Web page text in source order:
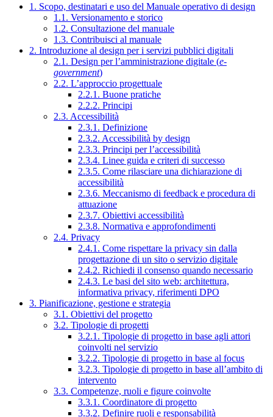
1. Scopo, destinatari e uso del Manuale operativo di design
1.1. Versionamento e storico
1.2. Consultazione del manuale
1.3. Contribuisci al manuale
2. Introduzione al design per i servizi pubblici digitali
2.1. Design per l’amministrazione digitale (e-
government)
2.2. L’approccio progettuale
2.2.1. Buone pratiche
2.2.2. Principi
2.3. Accessibilità
2.3.1. Definizione
2.3.2. Accessibilità by design
2.3.3. Principi per l’accessibilità
2.3.4. Linee guida e criteri di successo
2.3.5. Come rilasciare una dichiarazione di
accessibilità
2.3.6. Meccanismo di feedback e procedura di
attuazione
2.3.7. Obiettivi accessibilità
2.3.8. Normativa e approfondimenti
2.4. Privacy
2.4.1. Come rispettare la privacy sin dalla
progettazione di un sito o servizio digitale
2.4.2. Richiedi il consenso quando necessario
2.4.3. Le basi del sito web: architettura,
informativa privacy, riferimenti DPO
3. Pianificazione, gestione e strategia
3.1. Obiettivi del progetto
3.2. Tipologie di progetti
3.2.1. Tipologie di progetto in base agli attori
coinvolti nel servizio
3.2.2. Tipologie di progetto in base al focus
3.2.3. Tipologie di progetto in base all’ambito di
intervento
3.3. Competenze, ruoli e figure coinvolte
3.3.1. Coordinatore di progetto
3.3.2. Definire ruoli e responsabilità